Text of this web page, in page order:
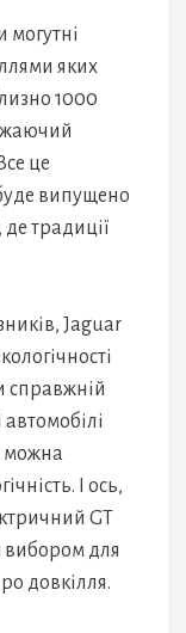
могутні
яких
1000
це
випущено
де традиції
Jaguar
справжній
можна
І ось,
GT
вибором для
довкілля.